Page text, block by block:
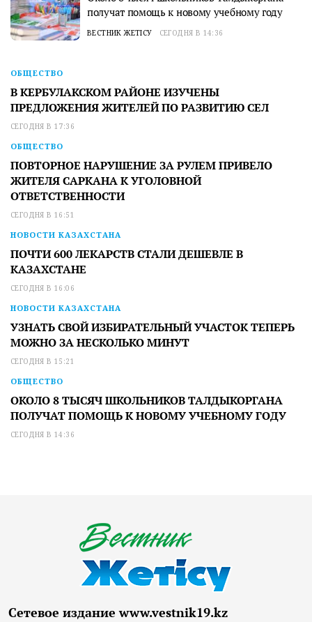
получат помощь к новому учебному году
ВЕСТНИК ЖЕТІСУ СЕГОДНЯ В 14:36
ОБЩЕСТВО
В КЕРБУЛАКСКОМ РАЙОНЕ ИЗУЧЕНЫ
ПРЕДЛОЖЕНИЯ ЖИТЕЛЕЙ ПО РАЗВИТИЮ СЕЛ
СЕГОДНЯ В 17:36
ОБЩЕСТВО
ПОВТОРНОЕ НАРУШЕНИЕ ЗА РУЛЕМ ПРИВЕЛО
ЖИТЕЛЯ САРКАНА К УГОЛОВНОЙ
ОТВЕТСТВЕННОСТИ
СЕГОДНЯ В 16:51
НОВОСТИ КАЗАХСТАНА
ПОЧТИ 600 ЛЕКАРСТВ СТАЛИ ДЕШЕВЛЕ В
КАЗАХСТАНЕ
СЕГОДНЯ В 16:06
НОВОСТИ КАЗАХСТАНА
УЗНАТЬ СВОЙ ИЗБИРАТЕЛЬНЫЙ УЧАСТОК ТЕПЕРЬ
МОЖНО ЗА НЕСКОЛЬКО МИНУТ
СЕГОДНЯ В 15:21
ОБЩЕСТВО
ОКОЛО 8 ТЫСЯЧ ШКОЛЬНИКОВ ТАЛДЫКОРГАНА
ПОЛУЧАТ ПОМОЩЬ К НОВОМУ УЧЕБНОМУ ГОДУ
СЕГОДНЯ В 14:36
Сетевое издание www.vestnik19.kz